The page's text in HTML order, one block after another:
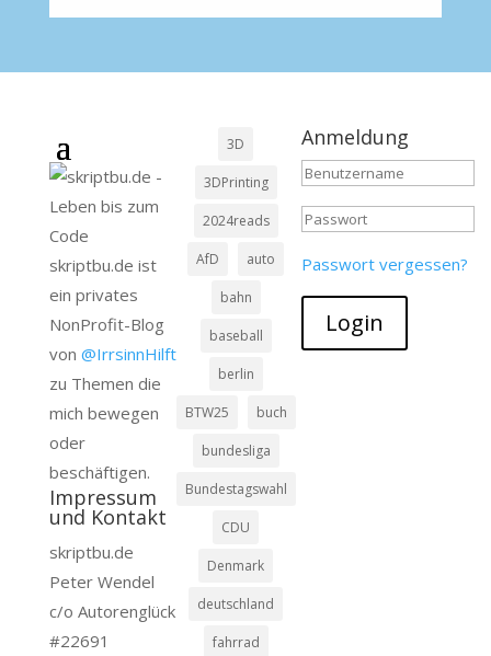
skriptbu.de ist
ein privates
NonProfit-Blog
von @IrrsinnHilft
zu Themen die
mich bewegen
oder
beschäftigen.
Impressum
und Kontakt
skriptbu.de
Peter Wendel
c/o Autorenglück
#22691
3D
3DPrinting
2024reads
AfD auto
bahn
baseball
berlin
BTW25 buch
bundesliga
Bundestagswahl
CDU
Denmark
deutschland
fahrrad
Anmeldung
Passwort vergessen?
Login